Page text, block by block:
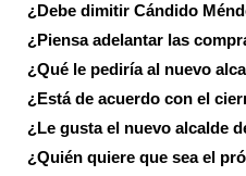
¿Debe dimitir Cándido
¿Piensa adelantar las
¿Qué le pediría al nuevo
¿Está de acuerdo con el
¿Le gusta el nuevo alcalde
¿Quién quiere que sea el